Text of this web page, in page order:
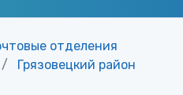
отделения
Грязовецкий район